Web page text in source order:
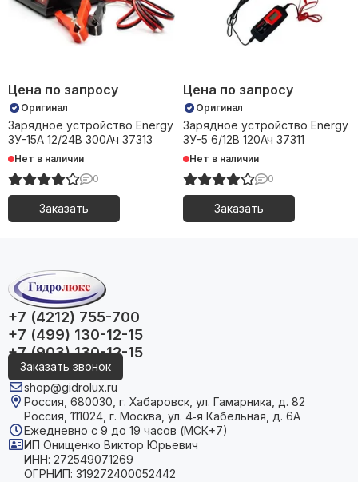
Цена по запросу
Оригинал
Зарядное устройство Energy
ЗУ-15A 12/24В 300Ач 37313
Нет в наличии
0
Заказать
Цена по запросу
Оригинал
Зарядное устройство Energy
ЗУ-5 6/12В 120Ач 37311
Нет в наличии
0
Заказать
+7 (4212) 755-700
+7 (499) 130-12-15
+7 (903) 130-12-15
Заказать звонок
shop@gidrolux.ru
Россия, 680030, г. Хабаровск, ул. Гамарника, д. 82
Россия, 111024, г. Москва, ул. 4‑я Кабельная, д. 6А
Ежедневно с 9 до 19 часов (МСК+7)
ИП Онищенко Виктор Юрьевич
ИНН: 272549071269
ОГРНИП: 319272400052442